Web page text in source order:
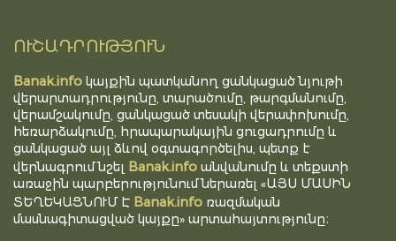
ՈՒՇԱԴՐՈՒԹՅՈՒՆ
Banak.info կայքին պատկանող ցանկացած նյութի
վերարտադրությունը, տարածումը, թարգմանումը,
վերամշակումը, ցանկացած տեսակի վերափոխումը,
հեռարձակումը, հրապարակային ցուցադրումը և
ցանկացած այլ ձևով օգտագործելիս, պետք է
վերնագրում նշել Banak.info անվանումը և տեքստի
առաջին պարբերությունում ներառել «ԱՅՍ ՄԱՍԻՆ
ՏԵՂԵԿԱՑՆՈՒՄ Է Banak.info ռազմական
մասնագիտացված կայքը» արտահայտությունը։